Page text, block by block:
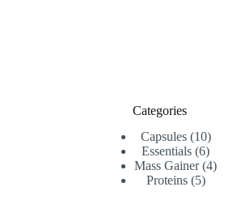
Categories
Capsules 1010
Essentials 66
Mass Gainer 44
Proteins 55